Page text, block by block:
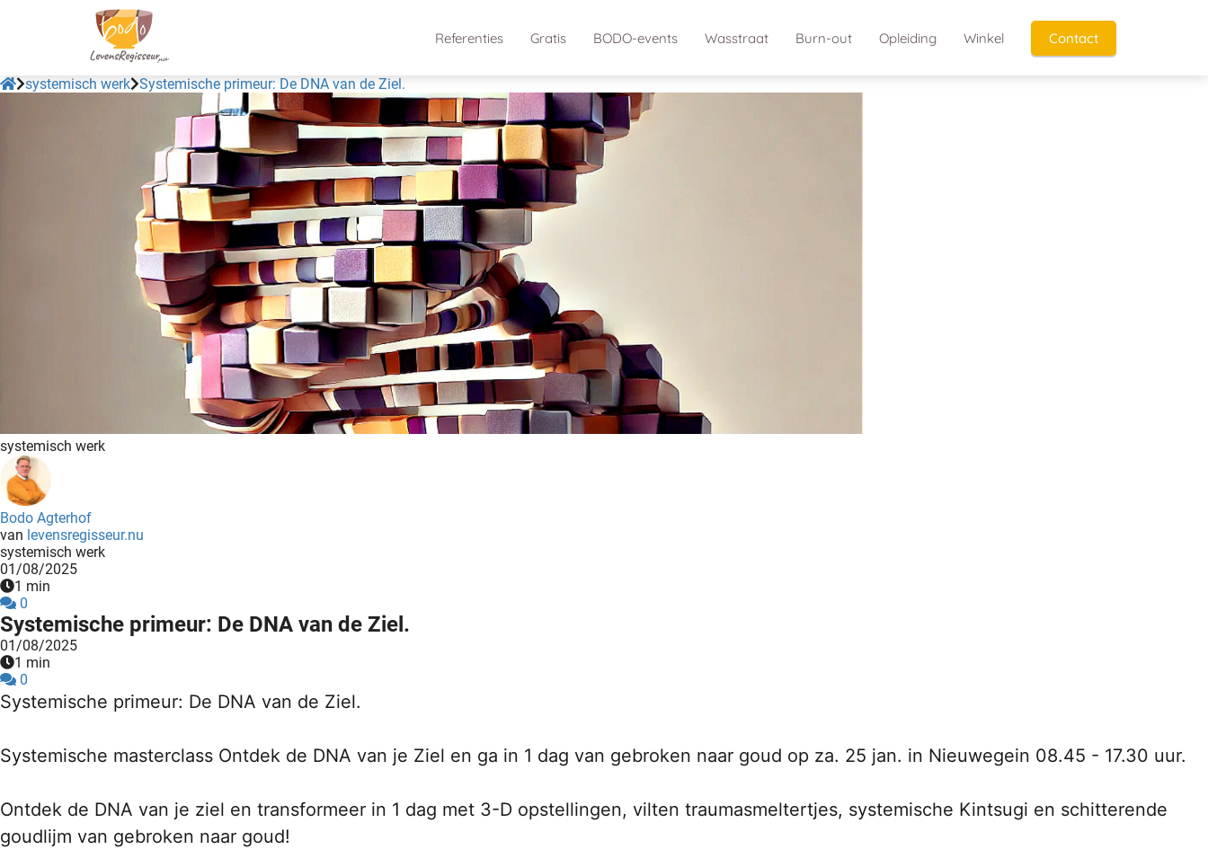
Referenties Gratis BODO-events Wasstraat Burn-out Opleiding Winkel Contact
systemisch werk Systemische primeur: De DNA van de Ziel.
systemisch werk
Bodo Agterhof
van levensregisseur.nu
systemisch werk
01/08/2025
1 min
0
Systemische primeur: De DNA van de Ziel.
01/08/2025
1 min
0
Systemische primeur: De DNA van de Ziel.
Systemische masterclass Ontdek de DNA van je Ziel en ga in 1 dag van gebroken naar goud op za. 25 jan. in Nieuwegein 08.45 - 17.30 uur.
Ontdek de DNA van je ziel en transformeer in 1 dag met 3-D opstellingen, vilten traumasmeltertjes, systemische Kintsugi en schitterende
goudlijm van gebroken naar goud!